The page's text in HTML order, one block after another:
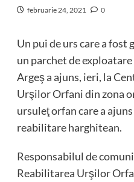
februarie 24, 2021 0
Un pui de urs care a
un parchet de
Argeş a ajuns, ieri, la
Urşilor Orfani din zona
ursuleţ orfan care a
reabilitare harghitean.
Responsabilul de
Reabilitarea Urşilor